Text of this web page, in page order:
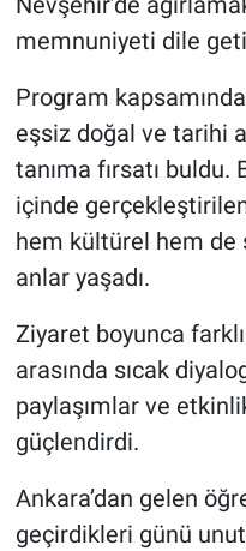
memnuniyeti dile
Program
eşsiz doğal ve tarihi
tanıma fırsatı
içinde
hem kültürel hem de
anlar yaşadı.
Ziyaret boyunca
arasında sıcak
paylaşımlar ve
güçlendirdi.
Ankara’dan gelen
geçirdikleri günü
Genel
Asayiş
Kültür - Sanat
Politika
Magazin
Çevre
Haberde İnsan